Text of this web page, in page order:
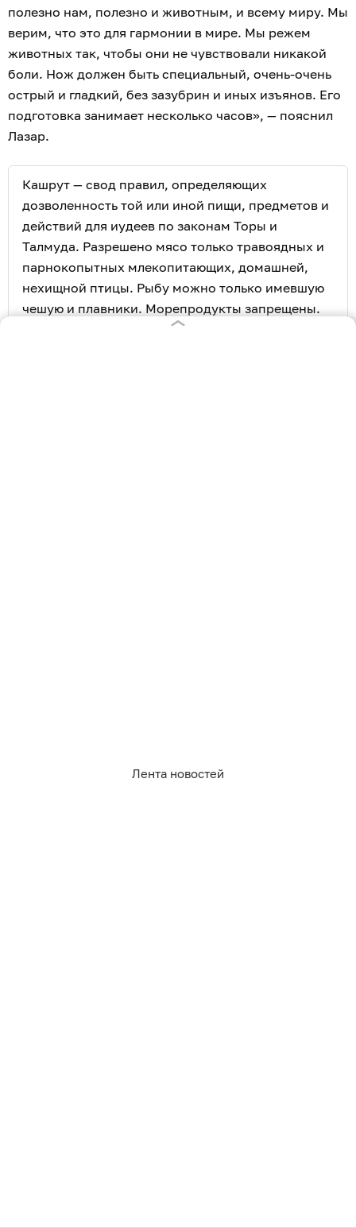
Лента новостей
полезно нам, полезно и животным, и всему миру. Мы
верим, что это для гармонии в мире. Мы режем
животных так, чтобы они не чувствовали никакой
боли. Нож должен быть специальный, очень-очень
острый и гладкий, без зазубрин и иных изъянов. Его
подготовка занимает несколько часов», — пояснил
Лазар.
Кашрут — свод правил, определяющих
дозволенность той или иной пищи, предметов и
действий для иудеев по законам Торы и
Талмуда. Разрешено мясо только травоядных и
парнокопытных млекопитающих, домашней,
нехищной птицы. Рыбу можно только имевшую
чешую и плавники. Морепродукты запрещены.
Нельзя смешивать мясное и молочное. Овощи и